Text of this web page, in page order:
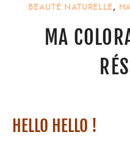
BEAUTÉ NATURELLE,
MA
HELLO HELLO !